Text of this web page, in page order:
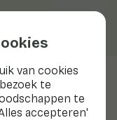
van cookies
te
te
accepteren'